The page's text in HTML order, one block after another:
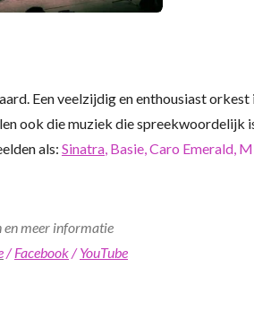
Een veelzijdig en enthousiast
ook die muziek die spreekwoordelijk
als: Sinatra , Basie, Caro Emerald,
en meer informatie
/Facebook /YouTube